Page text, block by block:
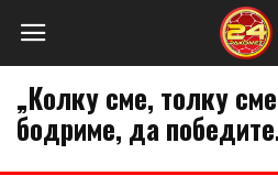
„Колку сме, толку
бодриме, да